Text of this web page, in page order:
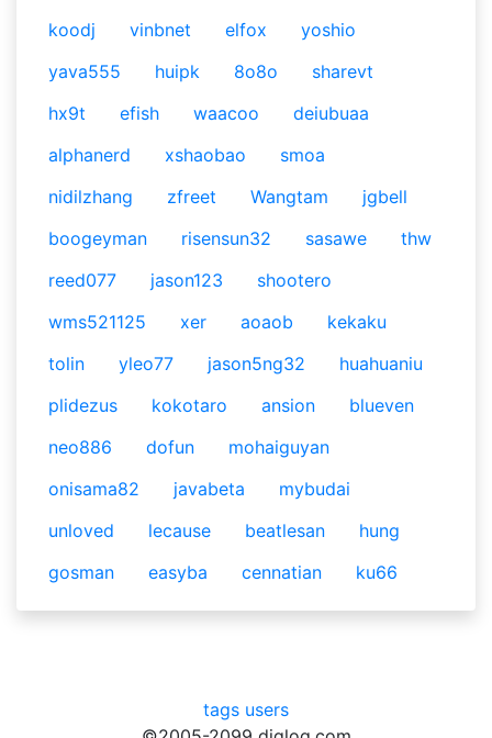
koodj
vinbnet elfox
yoshio
yava555
huipk 8o8o
sharevt
hx9t
efish waacoo
deiubuaa
alphanerd
xshaobao
smoa
nidilzhang
zfreet Wangtam
jgbell
boogeyman
risensun32 sasawe
thw
reed077
jason123
shootero
wms521125
xer aoaob
kekaku
tolin
yleo77 jason5ng32
huahuaniu
plidezus
kokotaro ansion
blueven
neo886
dofun
mohaiguyan
onisama82
javabeta
mybudai
unloved
lecause beatlesan
hung
gosman
easyba cennatian ku66
tags users